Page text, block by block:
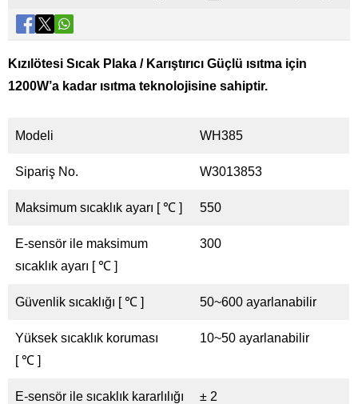
Kızılötesi Sıcak Plaka / Karıştırıcı Güçlü ısıtma için
1200W’a kadar ısıtma teknolojisine sahiptir.
Modeli WH385
Sipariş No. W3013853
Maksimum sıcaklık ayarı [ ℃ ] 550
E-sensör ile maksimum
sıcaklık ayarı [ ℃ ]
300
Güvenlik sıcaklığı [ ℃ ] 50~600 ayarlanabilir
Yüksek sıcaklık koruması
[ ℃ ]
10~50 ayarlanabilir
E-sensör ile sıcaklık kararlılığı
± 2